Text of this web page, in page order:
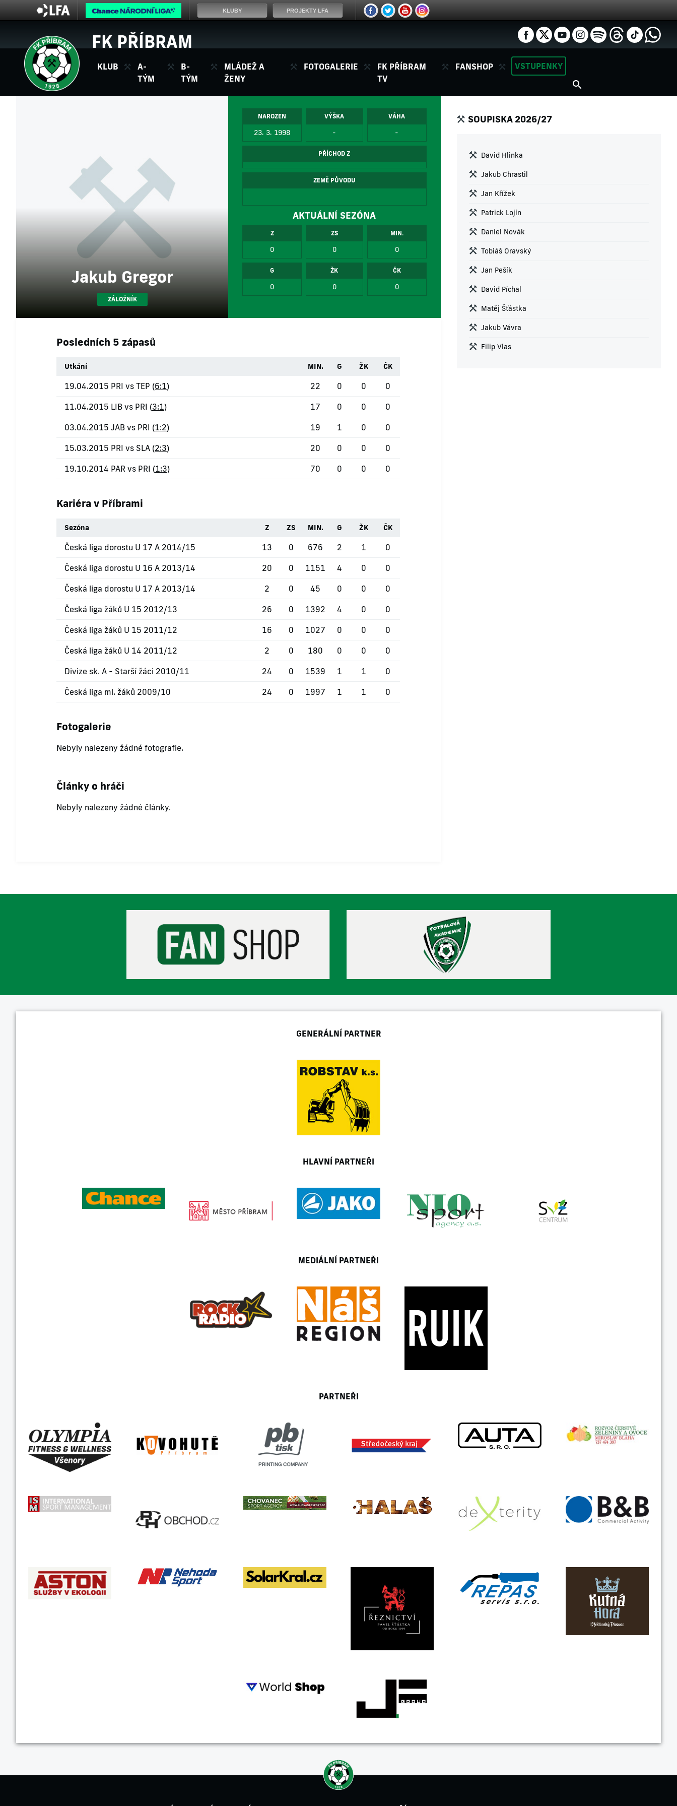
FK PŘÍBRAM
KLUB
A-
TÝM
B-
TÝM
MLÁDEŽ A
ŽENY
FOTOGALERIE
FK PŘÍBRAM
TV
FANSHOP VSTUPENKY
Jakub Gregor
ZÁLOŽNÍK
NAROZEN
23. 3. 1998
VÝŠKA
-
VÁHA
-
PŘÍCHOD Z
ZEMĚ PŮVODU
AKTUÁLNÍ SEZÓNA
Z
0
ZS
0
MIN.
0
G
0
ŽK
0
ČK
0
Posledních 5 zápasů
Utkání MIN. G ŽK ČK
19.04.2015 PRI vs TEP (6:1) 22 0 0 0
11.04.2015 LIB vs PRI (3:1) 17 0 0 0
03.04.2015 JAB vs PRI (1:2) 19 1 0 0
15.03.2015 PRI vs SLA (2:3) 20 0 0 0
19.10.2014 PAR vs PRI (1:3) 70 0 0 0
Kariéra v Příbrami
Sezóna Z ZS MIN. G ŽK ČK
Česká liga dorostu U 17 A 2014/15 13 0 676 2 1 0
Česká liga dorostu U 16 A 2013/14 20 0 1151 4 0 0
Česká liga dorostu U 17 A 2013/14 2 0 45 0 0 0
Česká liga žáků U 15 2012/13 26 0 1392 4 0 0
Česká liga žáků U 15 2011/12 16 0 1027 0 0 0
Česká liga žáků U 14 2011/12 2 0 180 0 0 0
Divize sk. A - Starší žáci 2010/11 24 0 1539 1 1 0
Česká liga ml. žáků 2009/10 24 0 1997 1 1 0
Fotogalerie
Nebyly nalezeny žádné fotografie.
Články o hráči
Nebyly nalezeny žádné články.
SOUPISKA 2026/27
David Hlinka
Jakub Chrastil
Jan Křížek
Patrick Lojín
Daniel Novák
Tobiáš Oravský
Jan Pešík
David Píchal
Matěj Šťástka
Jakub Vávra
Filip Vlas
GENERÁLNÍ PARTNER
HLAVNÍ PARTNEŘI
MEDIÁLNÍ PARTNEŘI
PARTNEŘI
KLUBY PROJEKTY LFA